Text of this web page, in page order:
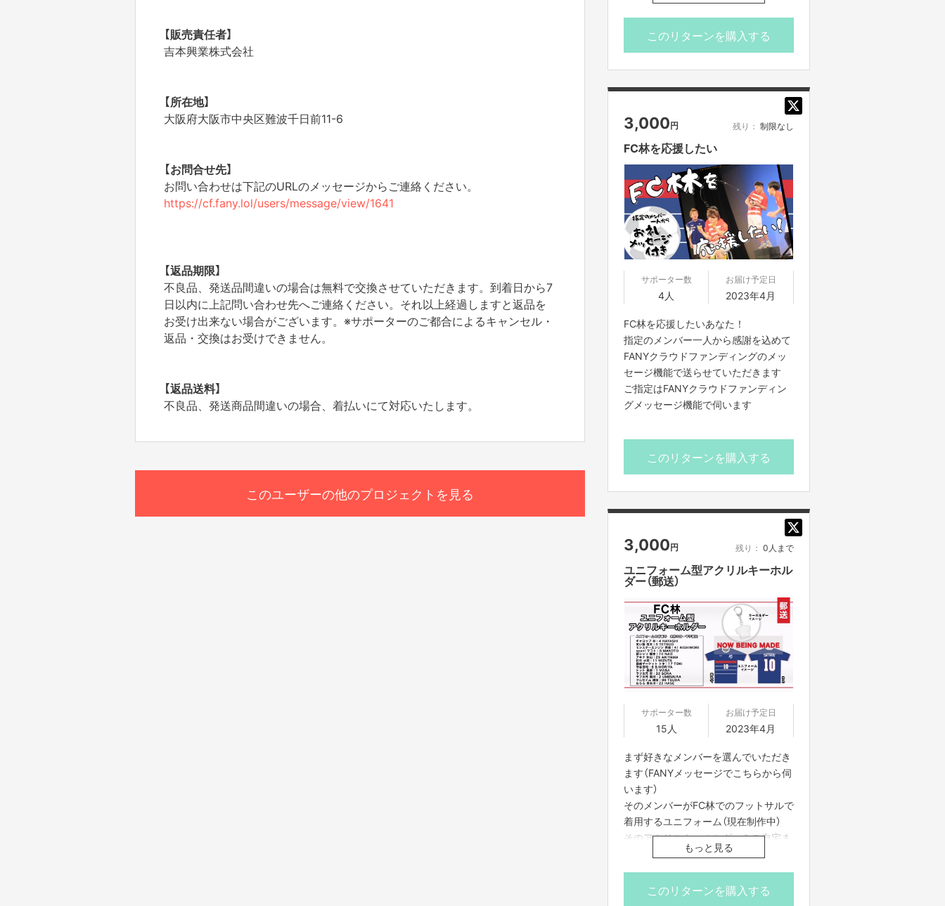
【販売責任者】
吉本興業株式会社
【所在地】
大阪府大阪市中央区難波千日前11-6
【お問合せ先】
お問い合わせは下記のURLのメッセージからご連絡ください。
https://cf.fany.lol/users/message/view/1641
【返品期限】
不良品、発送品間違いの場合は無料で交換させていただきます。到着日から7
日以内に上記問い合わせ先へご連絡ください。それ以上経過しますと返品を
お受け出来ない場合がございます。※サポーターのご都合によるキャンセル・
返品・交換はお受けできません。
【返品送料】
不良品、発送商品間違いの場合、着払いにて対応いたします。
このユーザーの他のプロジェクトを見る
サイズ
73×73mmこのリターンを購入する
3,000円 残り： 制限なし
FC林を応援したい
サポーター数
4人
お届け予定日
2023年4月
FC林を応援したいあなた！
指定のメンバー一人から感謝を込めて
FANYクラウドファンディングのメッ
セージ機能で送らせていただきます
ご指定はFANYクラウドファンディン
グメッセージ機能で伺います
このリターンを購入する
3,000円 残り： 0人まで
ユニフォーム型アクリルキーホル
ダー（郵送）
サポーター数
15人
お届け予定日
2023年4月
まず好きなメンバーを選んでいただき
ます（FANYメッセージでこちらから伺
います）
そのメンバーがFC林でのフットサルで
着用するユニフォーム（現在制作中）
そのアクリルキーホルダーをご自宅ま
送料込み、国内発送のみ
もっと見る
このリターンを購入する